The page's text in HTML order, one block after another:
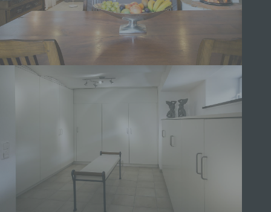
oder jede solche Vorgangsreihe im
Zusammenhang mit personenbezogenen Daten
wie das Erheben, das Erfassen, die Organisation,
das Ordnen, die Speicherung, die Anpassung oder
Veränderung, das Auslesen, das Abfragen, die
Verwendung, die Offenlegung durch Übermittlung,
Verbreitung oder eine andere Form der
Bereitstellung, den Abgleich oder die Verknüpfung,
die Einschränkung, das Löschen oder die
d) Einschränkung der Verarbeitung
Einschränkung der Verarbeitung ist die Markierung